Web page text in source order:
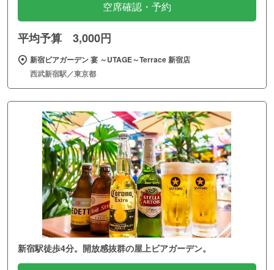
空席確認・予約
平均予算 3,000円
新宿ビアガーデン 宴 ～UTAGE～Terrace 新宿店
西武新宿駅／東京都
新宿駅徒歩4分。開放感抜群の屋上ビアガーデン。